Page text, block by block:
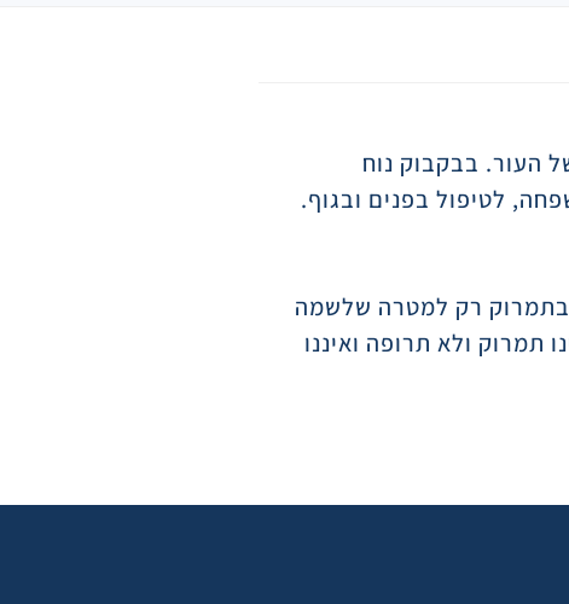
מגיל 0. מתקן ומשחזר ליפידים של העור. בבקבוק נוח
לטיפול בפנים ובגוף.
בתמרוק רק למטרה שלשמה
תמרוק ולא תרופה ואיננו